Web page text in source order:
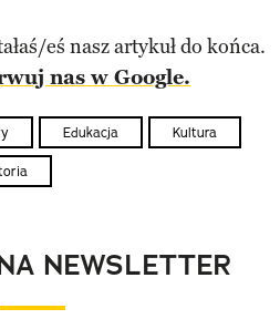
eś nasz artykuł do końca.
nas w Google.
Edukacja Kultura
NEWSLETTER